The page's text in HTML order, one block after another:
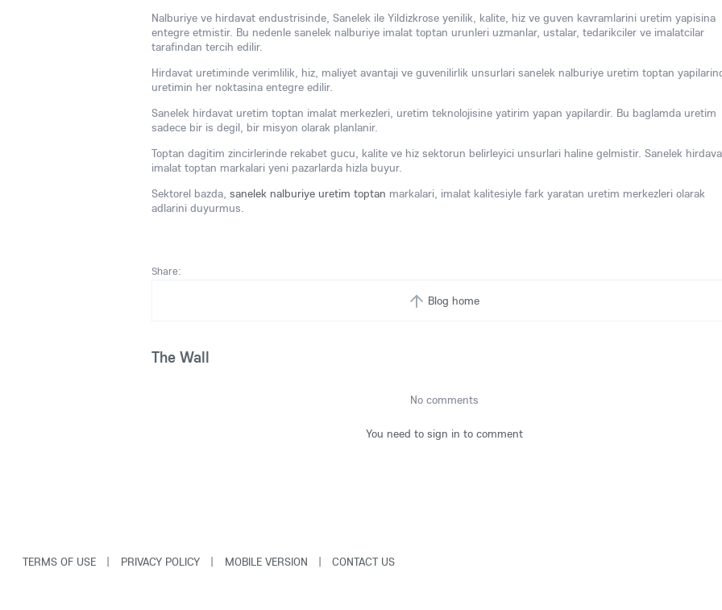
Nalburiye ve hirdavat endustrisinde, Sanelek ile Yildizkrose yenilik, kalite, hiz ve guven kavramlarini uretim yapisina
entegre etmistir. Bu nedenle sanelek nalburiye imalat toptan urunleri uzmanlar, ustalar, tedarikciler ve imalatcilar
tarafindan tercih edilir.
Hirdavat uretiminde verimlilik, hiz, maliyet avantaji ve guvenilirlik unsurlari sanelek nalburiye uretim toptan
uretimin her noktasina entegre edilir.
Sanelek hirdavat uretim toptan imalat merkezleri, uretim teknolojisine yatirim yapan yapilardir. Bu baglamda uretim
sadece bir is degil, bir misyon olarak planlanir.
Toptan dagitim zincirlerinde rekabet gucu, kalite ve hiz sektorun belirleyici unsurlari haline gelmistir. Sanelek
imalat toptan markalari yeni pazarlarda hizla buyur.
Sektorel bazda, sanelek nalburiye uretim toptan markalari, imalat kalitesiyle fark yaratan uretim merkezleri olarak
adlarini duyurmus.
Share:
Blog home
The Wall
No comments
You need to sign in to comment
TERMS OF USE | PRIVACY POLICY | MOBILE VERSION | CONTACT US